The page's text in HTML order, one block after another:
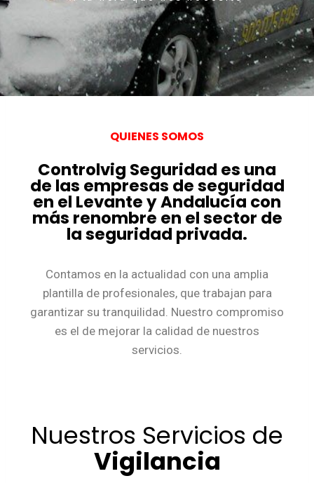
QUIENES SOMOS
Controlvig Seguridad es una
de las empresas de seguridad
en el Levante y Andalucía con
más renombre en el sector de
la seguridad privada.
Contamos en la actualidad con una amplia
plantilla de profesionales, que trabajan para
garantizar su tranquilidad. Nuestro compromiso
es el de mejorar la calidad de nuestros
servicios.
Nuestros Servicios de
Vigilancia